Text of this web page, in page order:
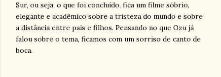
Sur, ou seja, o que foi concluído, fica um filme sóbrio,
elegante e acadêmico sobre a tristeza do mundo e sobre
a distância entre pais e filhos. Pensando no que Ozu já
falou sobre o tema, ficamos com um sorriso de canto de
boca.